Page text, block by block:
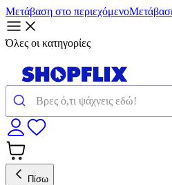
Μετάβαση στο περιεχόμενο
Όλες οι κατηγορίες
Πίσω